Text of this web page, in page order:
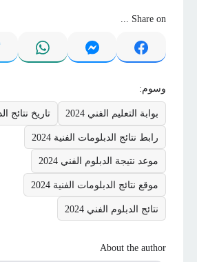
Share on ...
وسوم:
بوابة التعليم الفني 2024 تاريخ نتائج
رابط نتائج الدبلومات الفنية 2024
موعد نتيجة الدبلوم الفني 2024
موقع نتائج الدبلومات الفنية 2024
نتائج الدبلوم الفني 2024
About the author